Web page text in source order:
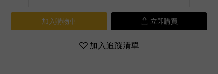
加入購物車 立即購買
加入追蹤清單